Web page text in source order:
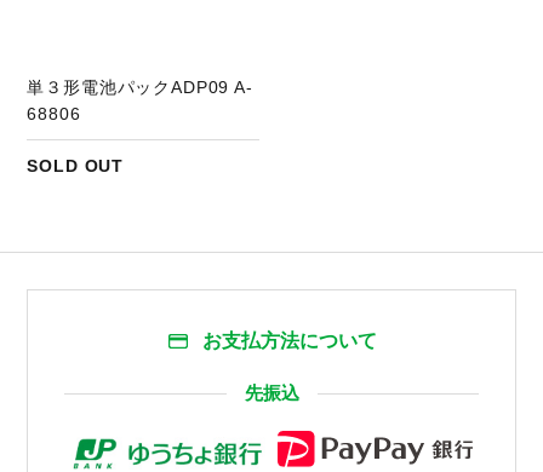
単３形電池パックADP09 A-
68806
SOLD OUT
お支払方法について
先振込